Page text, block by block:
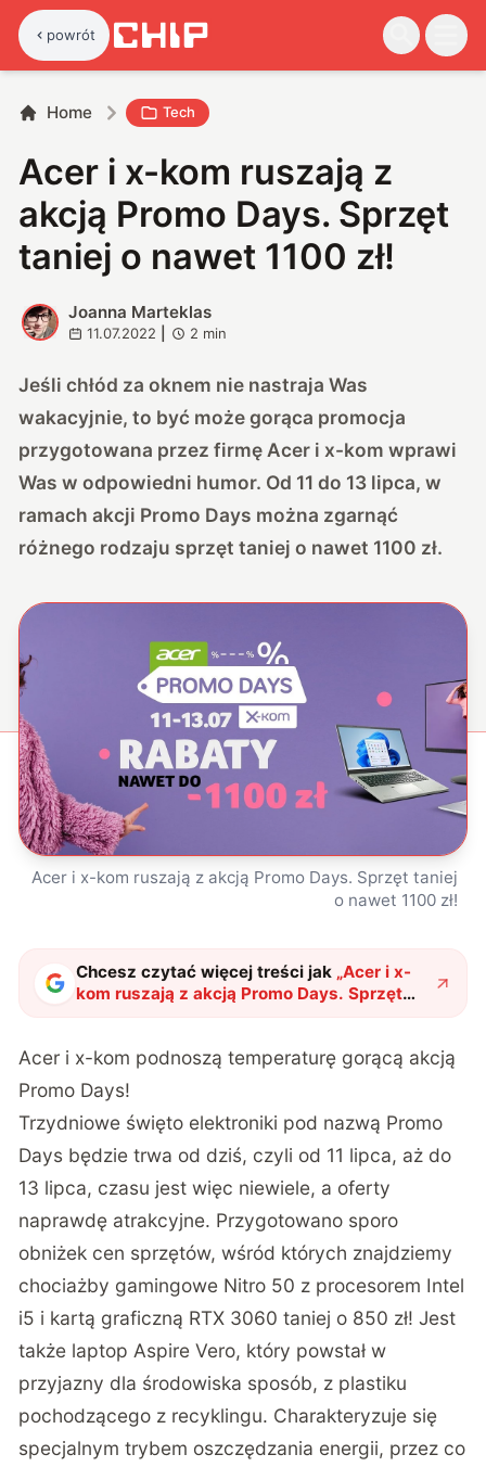
powrót
Home Tech
Acer i x-kom ruszają z
akcją Promo Days. Sprzęt
taniej o nawet 1100 zł!
J
Joanna Marteklas
11.07.2022 2 min
Jeśli chłód za oknem nie nastraja Was
wakacyjnie, to być może gorąca promocja
przygotowana przez firmę Acer i x-kom wprawi
Was w odpowiedni humor. Od 11 do 13 lipca, w
ramach akcji Promo Days można zgarnąć
różnego rodzaju sprzęt taniej o nawet 1100 zł.
Acer i x-kom ruszają z akcją Promo Days. Sprzęt taniej
o nawet 1100 zł!
Chcesz czytać więcej treści jak „Acer i x-
kom ruszają z akcją Promo Days. Sprzęt
taniej o nawet 1100 zł!"?
Acer i x-kom podnoszą temperaturę gorącą akcją
Promo Days!
Trzydniowe święto elektroniki pod nazwą Promo
Days będzie trwa od dziś, czyli od 11 lipca, aż do
13 lipca, czasu jest więc niewiele, a oferty
naprawdę atrakcyjne. Przygotowano sporo
obniżek cen sprzętów, wśród których znajdziemy
chociażby gamingowe Nitro 50 z procesorem Intel
i5 i kartą graficzną RTX 3060 taniej o 850 zł! Jest
także laptop Aspire Vero, który powstał w
przyjazny dla środowiska sposób, z plastiku
pochodzącego z recyklingu. Charakteryzuje się
specjalnym trybem oszczędzania energii, przez co